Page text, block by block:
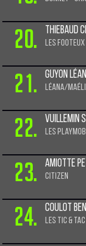
20. Thiebaud
Les footeux
21. Guyon
Léana/
22. Vuillemin
Les
23. Amiotte
Citizen
24. Coulot
Les TIC &